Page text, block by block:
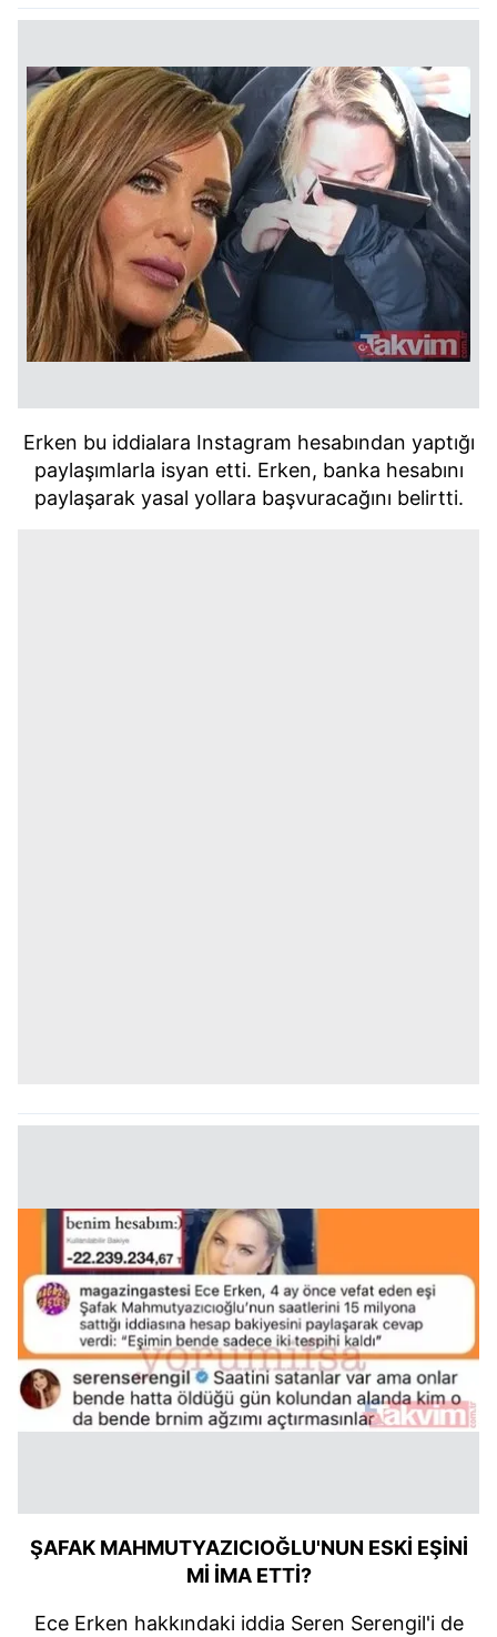
Erken bu iddialara Instagram hesabından yaptığı
paylaşımlarla isyan etti. Erken, banka hesabını
paylaşarak yasal yollara başvuracağını belirtti.
ŞAFAK MAHMUTYAZICIOĞLU'NUN ESKİ EŞİNİ
Mİ İMA ETTİ?
Ece Erken hakkındaki iddia Seren Serengil'i de